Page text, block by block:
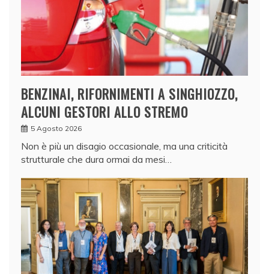
BENZINAI, RIFORNIMENTI A SINGHIOZZO,
ALCUNI GESTORI ALLO STREMO
5 Agosto 2026
Non è più un disagio occasionale, ma una criticità
strutturale che dura ormai da mesi…